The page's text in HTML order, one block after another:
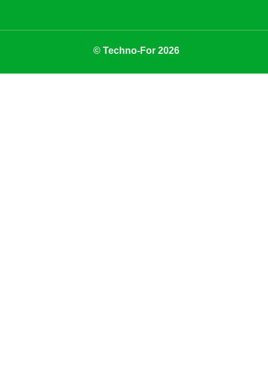
© Techno-For 2026